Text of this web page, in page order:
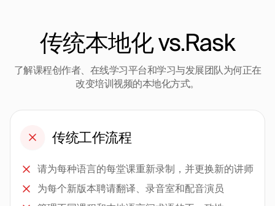
传统本地化 vs.Rask
了解课程创作者、在线学习平台和学习与发展团队为何正在
改变培训视频的本地化方式。
传统工作流程
请为每种语言的每堂课重新录制，并更换新的讲师
为每个新版本聘请翻译、录音室和配音演员